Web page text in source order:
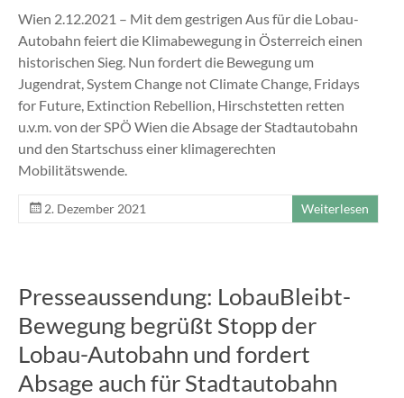
Wien 2.12.2021 – Mit dem gestrigen Aus für die Lobau-
Autobahn feiert die Klimabewegung in Österreich einen
historischen Sieg. Nun fordert die Bewegung um
Jugendrat, System Change not Climate Change, Fridays
for Future, Extinction Rebellion, Hirschstetten retten
u.v.m. von der SPÖ Wien die Absage der Stadtautobahn
und den Startschuss einer klimagerechten
Mobilitätswende.
2. Dezember 2021 Weiterlesen
Presseaussendung: LobauBleibt-
Bewegung begrüßt Stopp der
Lobau-Autobahn und fordert
Absage auch für Stadtautobahn